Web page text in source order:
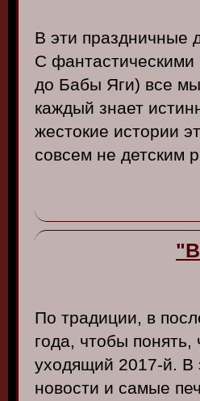
В эти праздничные
С фантастическими
до Бабы Яги) все
каждый знает
жестокие истории
совсем не детским
По традиции, в
года, чтобы
уходящий 2017-й.
новости и самые